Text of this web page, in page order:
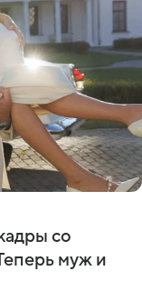
со
муж и